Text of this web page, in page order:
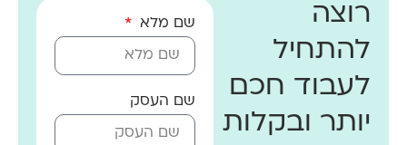
רוצה
להתחיל
לעבוד חכם
יותר ובקלות
שם מלא
שם העסק